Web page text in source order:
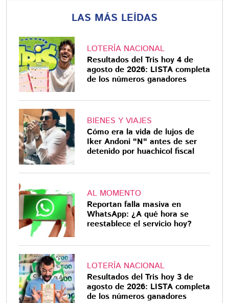
LAS MÁS LEÍDAS
LOTERÍA NACIONAL
Resultados del Tris hoy 4 de
agosto de 2026: LISTA completa
de los números ganadores
BIENES Y VIAJES
Cómo era la vida de lujos de
Iker Andoni "N" antes de ser
detenido por huachicol fiscal
AL MOMENTO
Reportan falla masiva en
WhatsApp: ¿A qué hora se
reestablece el servicio hoy?
LOTERÍA NACIONAL
Resultados del Tris hoy 3 de
agosto de 2026: LISTA completa
de los números ganadores